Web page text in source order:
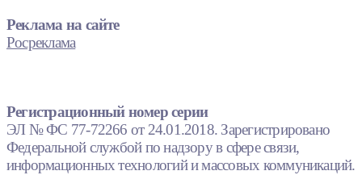
Реклама на сайте
Росреклама
Регистрационный номер серии
ЭЛ № ФС 77-72266 от 24.01.2018. Зарегистрировано
Федеральной службой по надзору в сфере связи,
информационных технологий и массовых коммуникаций.